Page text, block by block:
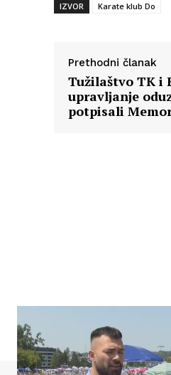
IZVOR Karate klub Do
Prethodni članak
Tužilaštvo TK i
upravljanje
potpisali